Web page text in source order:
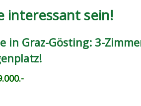
interessant sein!
in Graz-Gösting: 3-